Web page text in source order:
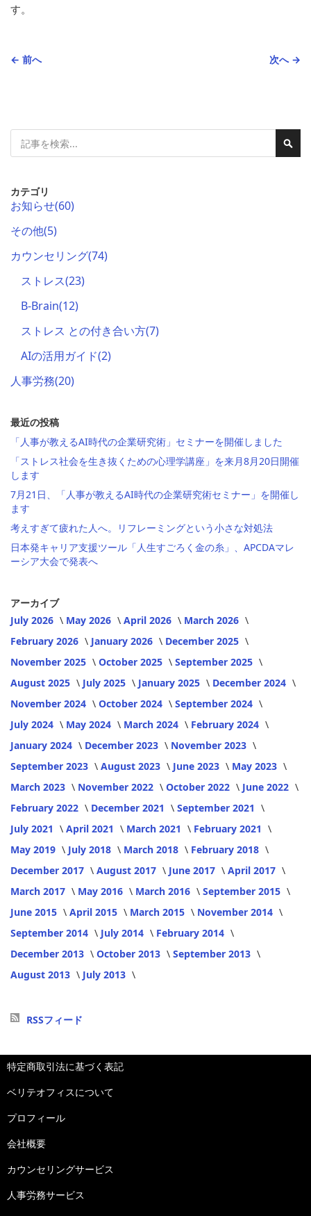
す。
← 前へ 次へ →
検
検
カテゴリ
お知らせ(60)
その他(5)
カウンセリング(74)
ストレス(23)
B-Brain(12)
ストレス との付き合い方(7)
AIの活用ガイド(2)
人事労務(20)
最近の投稿
「人事が教えるAI時代の企業研究術」セミナーを開催しました
「ストレス社会を生き抜くための心理学講座」を来月8月20日開催
します
7月21日、「人事が教えるAI時代の企業研究術セミナー」を開催し
ます
考えすぎて疲れた人へ。リフレーミングという小さな対処法
日本発キャリア支援ツール「人生すごろく金の糸」、APCDAマレ
ーシア大会で発表へ
アーカイブ
July 2026
May 2026 April 2026
March 2026
February 2026
January 2026
December 2025
November 2025
October 2025
September 2025
August 2025
July 2025 January 2025
December 2024
November 2024
October 2024
September 2024
July 2024
May 2024 March 2024
February 2024
January 2024
December 2023
November 2023
September 2023
August 2023 June 2023
May 2023
March 2023
November 2022 October 2022
June 2022
February 2022
December 2021
September 2021
July 2021
April 2021 March 2021
February 2021
May 2019
July 2018 March 2018
February 2018
December 2017
August 2017 June 2017
April 2017
March 2017
May 2016 March 2016
September 2015
June 2015
April 2015 March 2015
November 2014
September 2014
July 2014
February 2014
December 2013
October 2013
September 2013
August 2013
July 2013
RSSフィード
特定商取引法に基づく表記
ベリテオフィスについて
プロフィール
会社概要
カウンセリングサービス
人事労務サービス